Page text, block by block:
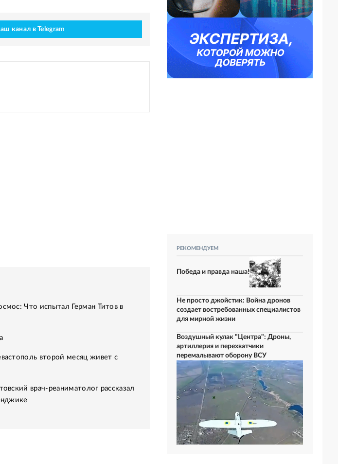
канал в Telegram
Что испытал Герман Титов в
второй месяц живет с
врач-реаниматолог рассказал
РЕКОМЕНДУЕМ
Победа и правда наша!
Не просто джойстик: Война дронов
создает востребованных специалистов
для мирной жизни
Воздушный кулак "Центра": Дроны,
артиллерия и перехватчики
перемалывают оборону ВСУ